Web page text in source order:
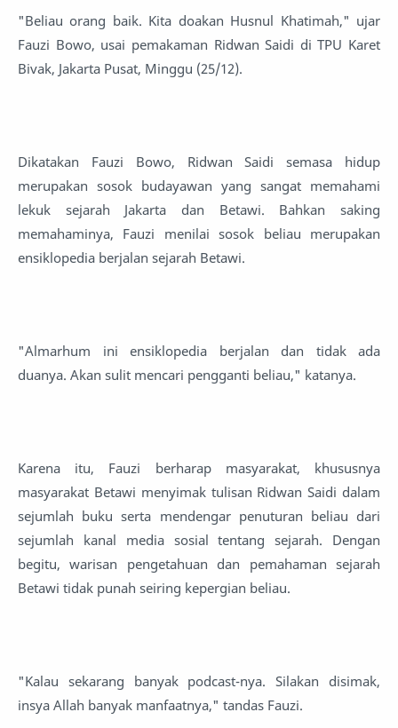
"Beliau orang baik. Kita doakan Husnul Khatimah," ujar
Fauzi Bowo, usai pemakaman Ridwan Saidi di TPU Karet
Bivak, Jakarta Pusat, Minggu (25/12).
Dikatakan Fauzi Bowo, Ridwan Saidi semasa hidup
merupakan sosok budayawan yang sangat memahami
lekuk sejarah Jakarta dan Betawi. Bahkan saking
memahaminya, Fauzi menilai sosok beliau merupakan
ensiklopedia berjalan sejarah Betawi.
"Almarhum ini ensiklopedia berjalan dan tidak ada
duanya. Akan sulit mencari pengganti beliau," katanya.
Karena itu, Fauzi berharap masyarakat, khususnya
masyarakat Betawi menyimak tulisan Ridwan Saidi dalam
sejumlah buku serta mendengar penuturan beliau dari
sejumlah kanal media sosial tentang sejarah. Dengan
begitu, warisan pengetahuan dan pemahaman sejarah
Betawi tidak punah seiring kepergian beliau.
"Kalau sekarang banyak podcast-nya. Silakan disimak,
insya Allah banyak manfaatnya," tandas Fauzi.